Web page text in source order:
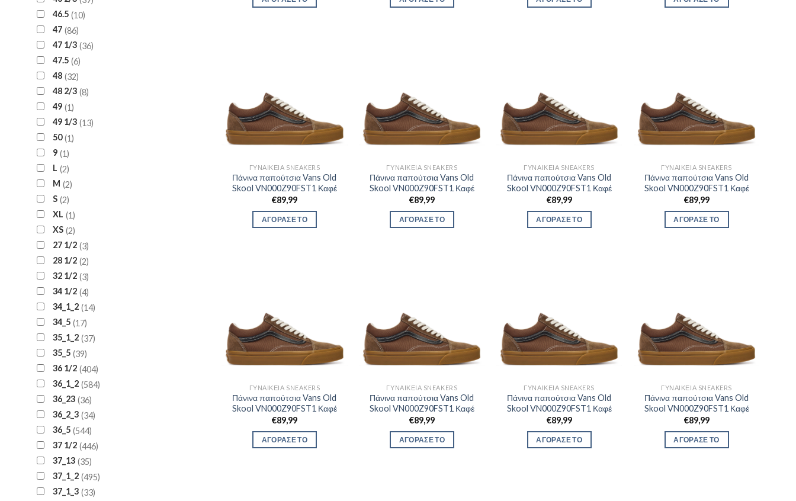
46.5 10
47 86
47 1/3 36
47.5 6
48 32
48 2/3 8
49 1
49 1/3 13
50 1
9 1
L 2
M 2
S 2
XL 1
XS 2
27 1/2 3
28 1/2 2
32 1/2 3
34 1/2 4
34_1_2 14
34_5 17
35_1_2 37
35_5 39
36 1/2 404
36_1_2 584
36_23 36
36_2_3 34
36_5 544
37 1/2 446
37_13 35
37_1_2 495
37_1_3 33
ΓΥΝΑΙΚΕΊΑ SNEAKERS
Πάνινα παπούτσια Vans Old
Skool VN000Z90FST1 Καφέ
€89,99
ΑΓΟΡΑΣΕ ΤΟ
ΓΥΝΑΙΚΕΊΑ SNEAKERS
Πάνινα παπούτσια Vans Old
Skool VN000Z90FST1 Καφέ
€89,99
ΑΓΟΡΑΣΕ ΤΟ
ΓΥΝΑΙΚΕΊΑ SNEAKERS
Πάνινα παπούτσια Vans Old
Skool VN000Z90FST1 Καφέ
€89,99
ΑΓΟΡΑΣΕ ΤΟ
ΓΥΝΑΙΚΕΊΑ SNEAKERS
Πάνινα παπούτσια Vans Old
Skool VN000Z90FST1 Καφέ
€89,99
ΑΓΟΡΑΣΕ ΤΟ
ΓΥΝΑΙΚΕΊΑ SNEAKERS
Πάνινα παπούτσια Vans Old
Skool VN000Z90FST1 Καφέ
€89,99
ΑΓΟΡΑΣΕ ΤΟ
ΓΥΝΑΙΚΕΊΑ SNEAKERS
Πάνινα παπούτσια Vans Old
Skool VN000Z90FST1 Καφέ
€89,99
ΑΓΟΡΑΣΕ ΤΟ
ΓΥΝΑΙΚΕΊΑ SNEAKERS
Πάνινα παπούτσια Vans Old
Skool VN000Z90FST1 Καφέ
€89,99
ΑΓΟΡΑΣΕ ΤΟ
ΓΥΝΑΙΚΕΊΑ SNEAKERS
Πάνινα παπούτσια Vans Old
Skool VN000Z90FST1 Καφέ
€89,99
ΑΓΟΡΑΣΕ ΤΟ